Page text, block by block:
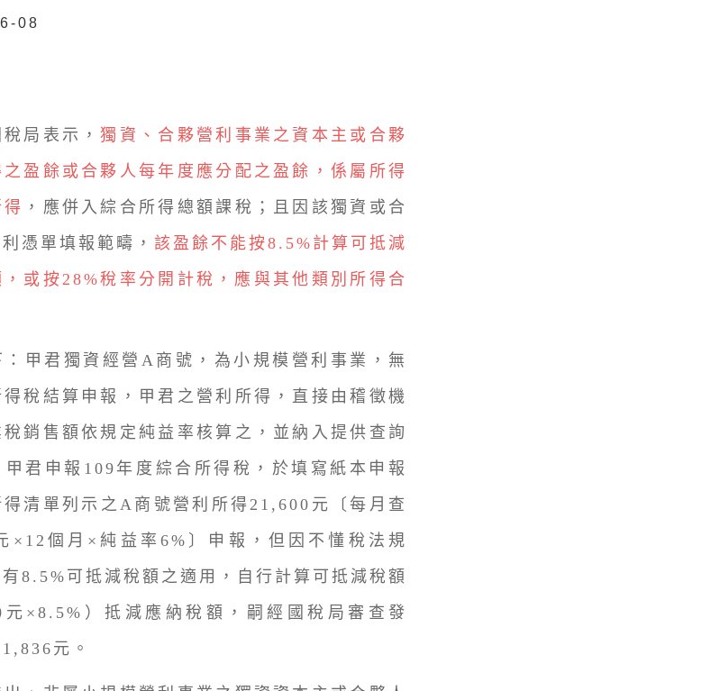
08
局表示，獨資、合夥營利事業之資本主或合夥
盈餘或合夥人每年度應分配之盈餘，係屬所得
，應併入綜合所得總額課稅；且因該獨資或合
憑單填報範疇， 該盈餘不能按8.5%計算可抵減
或按28%稅率分開計稅，應與其他類別所得合
君獨資經營A商號，為小規模營利事業，無
稅結算申報，甲君之營利所得，直接由稽徵機
銷售額依規定純益率核算之，並納入提供查詢
君申報109年度綜合所得稅，於填寫紙本申報
清單列示之A商號營利所得21,600元〔每月查
×12個月×純益率6%〕申報，但因不懂稅法規
8.5%可抵減稅額之適用，自行計算可抵減稅額
×8.5%）抵減應納稅額，嗣經國稅局審查發
元。